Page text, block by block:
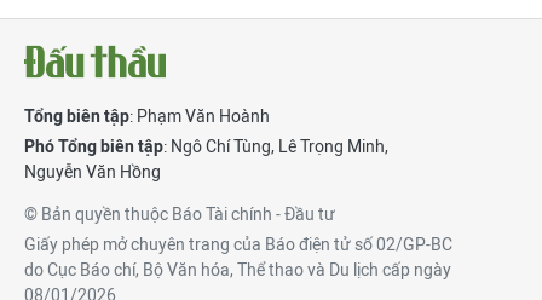
Tổng biên tập: Phạm Văn Hoành
Phó Tổng biên tập: Ngô Chí Tùng, Lê Trọng Minh,
Nguyễn Văn Hồng
© Bản quyền thuộc Báo Tài chính - Đầu tư
Giấy phép mở chuyên trang của Báo điện tử số 02/GP-BC
do Cục Báo chí, Bộ Văn hóa, Thể thao và Du lịch cấp ngày
08/01/2026